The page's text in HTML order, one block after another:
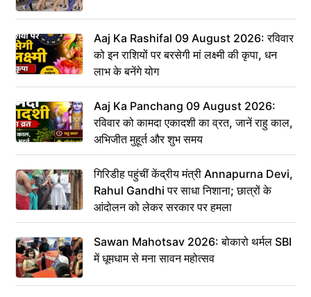
Aaj Ka Rashifal 09 August 2026: रविवार
को इन राशियों पर बरसेगी मां लक्ष्मी की कृपा, धन
लाभ के बनेंगे योग
Aaj Ka Panchang 09 August 2026:
रविवार को कामदा एकादशी का व्रत, जानें राहु काल,
अभिजीत मुहूर्त और शुभ समय
गिरिडीह पहुंचीं केंद्रीय मंत्री Annapurna Devi,
Rahul Gandhi पर साधा निशाना; छात्रों के
आंदोलन को लेकर सरकार पर हमला
Sawan Mahotsav 2026: बोकारो थर्मल SBI
में धूमधाम से मना सावन महोत्सव